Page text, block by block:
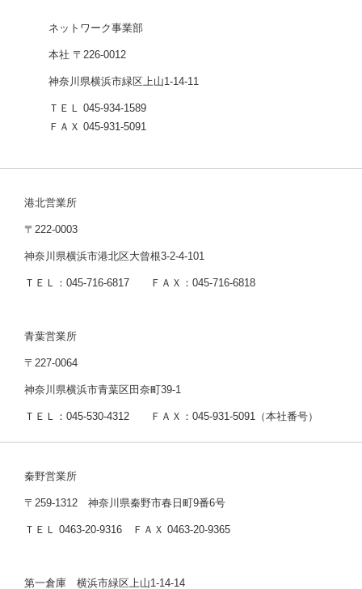
ネットワーク事業部
本社 〒226-0012
神奈川県横浜市緑区上山1-14-11
ＴＥＬ 045-934-1589
ＦＡＸ 045-931-5091
港北営業所
〒222-0003
神奈川県横浜市港北区大曾根3-2-4-101
ＴＥＬ：045-716-6817 ＦＡＸ：045-716-6818
青葉営業所
〒227-0064
神奈川県横浜市青葉区田奈町39-1
ＴＥＬ：045-530-4312 ＦＡＸ：045-931-5091（本社番号）
秦野営業所
〒259-1312 神奈川県秦野市春日町9番6号
ＴＥＬ 0463-20-9316 ＦＡＸ 0463-20-9365
第一倉庫 横浜市緑区上山1-14-14